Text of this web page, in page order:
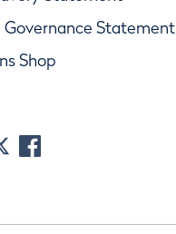
Statement
Shop